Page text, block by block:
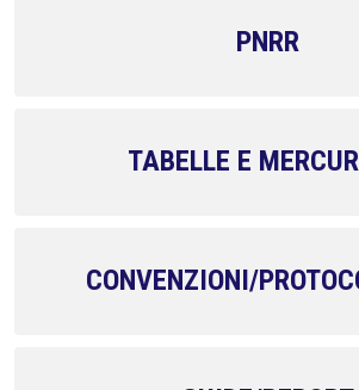
PNRR
TABELLE E
CONVENZIONI/